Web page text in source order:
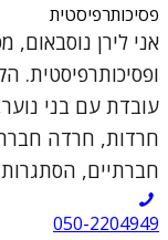
פסיכותרפיסטית
אני לירן
ופסיכותרפיסטית.
עובדת עם בני
חרדות, חרדה
חברתיים,
050-2204949